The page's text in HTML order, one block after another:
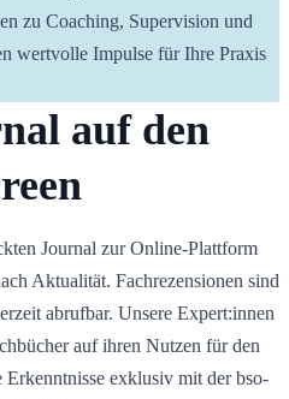
zu Coaching, Supervision und
wertvolle Impulse für Ihre Praxis
auf den
Journal zur Online-Plattform
Aktualität. Fachrezensionen sind
abrufbar. Unsere Expert:innen
auf ihren Nutzen für den
exklusiv mit der bso-